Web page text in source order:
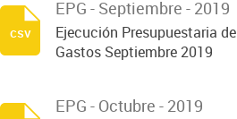
EPG - Septiembre - 2019
Ejecución Presupuestaria de
Gastos Septiembre 2019
csv
EPG - Octubre - 2019